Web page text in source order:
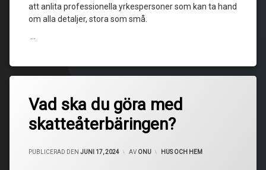
att anlita professionella yrkespersoner som kan ta hand
om alla detaljer, stora som små.
Vad ska du göra med
skatteåterbäringen?
PUBLICERAD DEN JUNI 17, 2024 AV ONU KATEGORIER:
HUS OCH HEM